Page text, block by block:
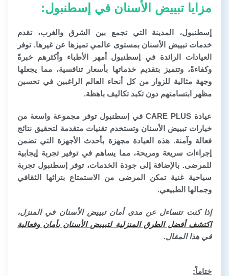
مزايا تبييض الأسنان في إسطنبول:
إسطنبول، المدينة التي تجمع بين الشرق والغرب، تقدم
خدمات تبييض الأسنان بمستوى عالمي تميزها عن غيرها. توفر
العيادات الرائدة في إسطنبول أمهر الأطباء وأكثرهم خبرةً
وكفاءةً، وتتميز بتقديم خدماتها بأسعار تنافسية، مما يجعلها
وجهة مثالية للزوار من كل أنحاء العالم الراغبين في تحسين
مظهر ابتسامتهم دون تكبد تكاليف باهظة.
عيادة CARE PLUS في إسطنبول توفر مجموعة واسعة من
خيارات تبييض الأسنان وتستخدم تقنيات متقدمة لتحقيق نتائج
فعالة وآمنة. هذه العيادة مجهزة بأحدث الأجهزة التي تضمن
إجراءات سريعة ومريحة، مما يساهم في توفير تجربة إيجابية
للمرضى. بالإضافة إلى جودة الخدمات، توفر إسطنبول تجربة
سياحية غنية تمكن المرضى من الاستمتاع بتراثها الثقافي
وجمالها الطبيعي.
إذا كنت تتساءل عن مدى أمان تبييض الأسنان في المنزل،
اكتشف أفضل الطرق المنزلية لتبييض الأسنان بأمان وفعالية
في هذا المقال.
ختاماً: